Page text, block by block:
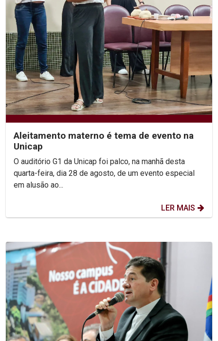
Aleitamento materno é tema de evento na
Unicap
O auditório G1 da Unicap foi palco, na manhã desta
quarta-feira, dia 28 de agosto, de um evento especial
em alusão ao...
LER MAIS